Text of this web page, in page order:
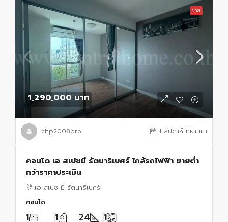
ขาย
1,290,000 บาท
chp2008pro 1 สัปดาห์ ที่ผ่านมา
คอนโด เอ สเปซมี รัตนาธิเบศร์ ใกล้รถไฟฟ้า ขายต่ำ
กว่าราคาประเมิน
เอ สเปซ มี รัตนาธิเบศร์
คอนโด
1 1 24 1